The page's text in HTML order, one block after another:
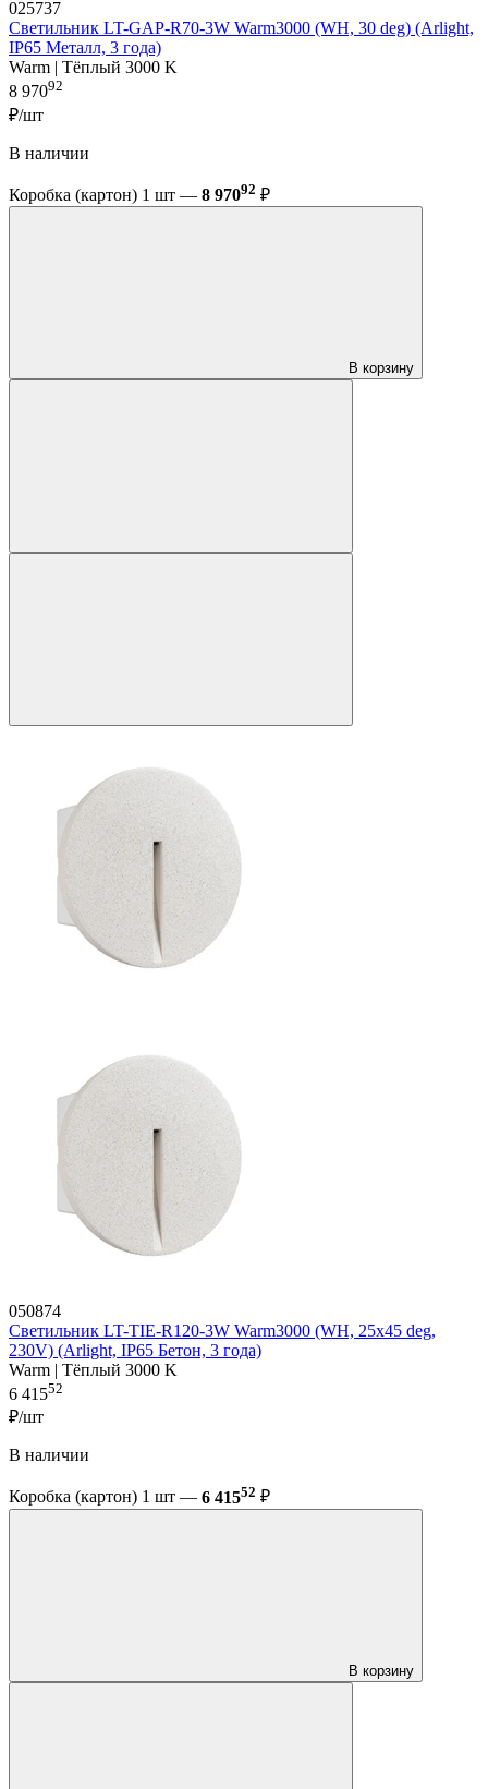
025737
Светильник LT-GAP-R70-3W Warm3000 (WH, 30 deg) (Arlight,
IP65 Металл, 3 года)
Warm | Тёплый 3000 K
8 97092
₽/шт
В наличии
Коробка (картон) 1 шт — 8 97092 ₽
В корзину
050874
Светильник LT-TIE-R120-3W Warm3000 (WH, 25x45 deg,
230V) (Arlight, IP65 Бетон, 3 года)
Warm | Тёплый 3000 K
6 41552
₽/шт
В наличии
Коробка (картон) 1 шт — 6 41552 ₽
В корзину